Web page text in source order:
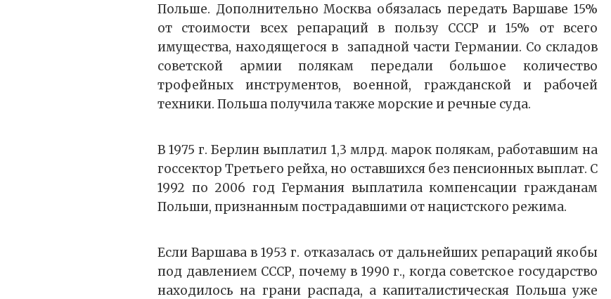
Польше. Дополнительно Москва обязалась передать Варшаве 15%
от стоимости всех репараций в пользу СССР и 15% от всего
имущества, находящегося в западной части Германии. Со складов
советской армии полякам передали большое количество
трофейных инструментов, военной, гражданской и рабочей
техники. Польша получила также морские и речные суда.
В 1975 г. Берлин выплатил 1,3 млрд. марок полякам, работавшим на
госсектор Третьего рейха, но оставшихся без пенсионных выплат. С
1992 по 2006 год Германия выплатила компенсации гражданам
Польши, признанным пострадавшими от нацистского режима.
Если Варшава в 1953 г. отказалась от дальнейших репараций якобы
под давлением СССР, почему в 1990 г., когда советское государство
находилось на грани распада, а капиталистическая Польша уже